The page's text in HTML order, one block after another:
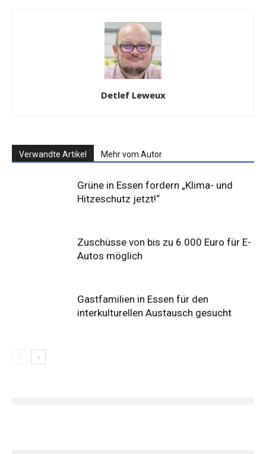
Detlef Leweux
Verwandte Artikel Mehr vom Autor
Grüne in Essen fordern „Klima- und
Hitzeschutz jetzt!“
Zuschüsse von bis zu 6.000 Euro für E-
Autos möglich
Gastfamilien in Essen für den
interkulturellen Austausch gesucht